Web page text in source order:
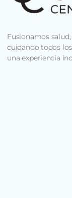
Fusionamos
cuidando todos
una experiencia